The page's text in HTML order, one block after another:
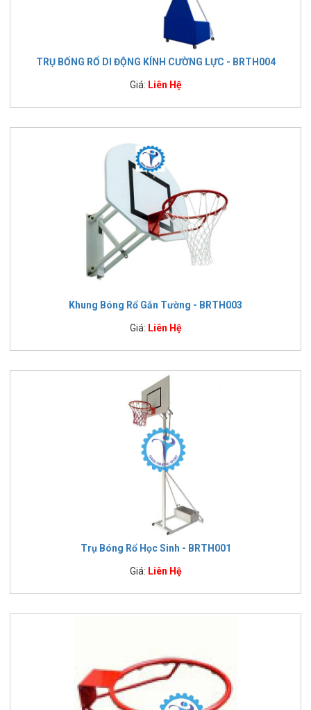
TRỤ BỐNG RỔ DI ĐỘNG KÍNH CƯỜNG LỰC - BRTH004
Giá: Liên Hệ
Khung Bóng Rổ Gắn Tường - BRTH003
Giá: Liên Hệ
Trụ Bóng Rổ Học Sinh - BRTH001
Giá: Liên Hệ